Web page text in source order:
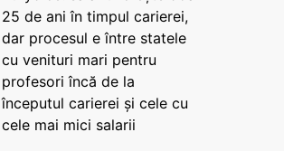
25 de ani în timpul carierei,
dar procesul e între statele
cu venituri mari pentru
profesori încă de la
începutul carierei și cele cu
cele mai mici salarii